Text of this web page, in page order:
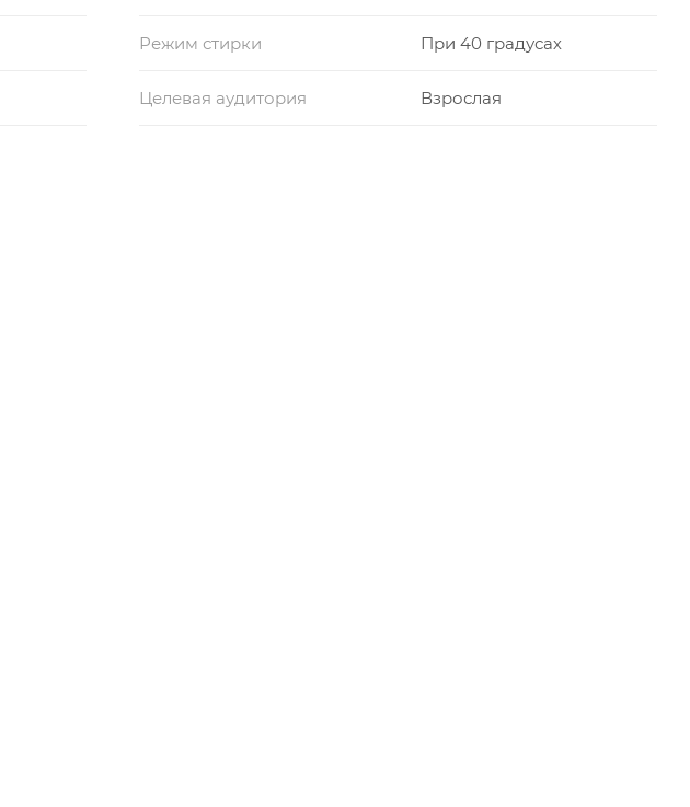
Режим стирки При 40 градусах
Целевая аудитория Взрослая